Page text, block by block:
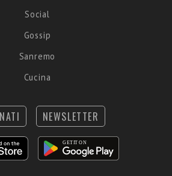
Social
Gossip
Sanremo
Cucina
NEWSLETTER